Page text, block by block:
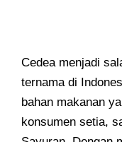
Cedea menjadi
ternama di
bahan makanan
konsumen setia,